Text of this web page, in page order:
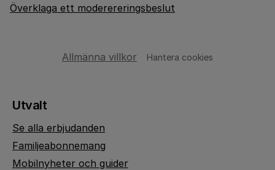
Överklaga ett moderereringsbeslut
Allmänna villkor Hantera cookies
Utvalt
Se alla erbjudanden
Familjeabonnemang
Mobilnyheter och guider